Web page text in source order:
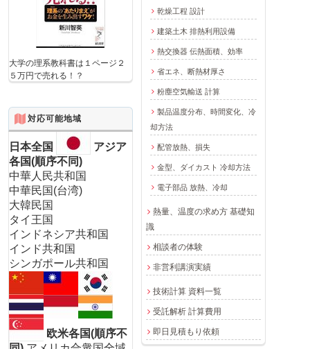
乾燥工程 設計
建築土木 排熱利用設備
熱交換器 伝熱面積、効率
省エネ、断熱材厚さ
粉塵空気輸送 計算
製品温度分布、時間変化、冷
却方法
配管放熱、損失
金型、ダイカスト 冷却方法
電子部品 放熱、冷却
熱量、温度の求め方 基礎知
識
相談者の体験
非営利講演実績
技術計算 資料一覧
受託解析 計算費用
即日見積もり依頼
大学の理系教科書は１ページ２
５万円で売れる！？
対応可能地域
日本全国
アジア
各国(順序不同)
中華人民共和国
中華民国(台湾)
大韓民国
タイ王国
インドネシア共和国
インド共和国
シンガポール共和国
欧米各国(順序不